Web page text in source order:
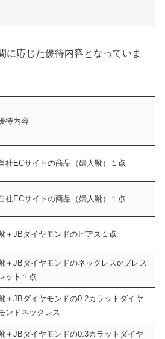
に応じた優待内容となっていま
待内容
社ECサイトの商品（婦人靴）１点
社ECサイトの商品（婦人靴）１点
＋JBダイヤモンドのピアス１点
＋JBダイヤモンドのネックレスorブレス
ット１点
＋JBダイヤモンドの0.2カラットダイヤ
ンドネックレス
＋JBダイヤモンドの0.3カラットダイヤ